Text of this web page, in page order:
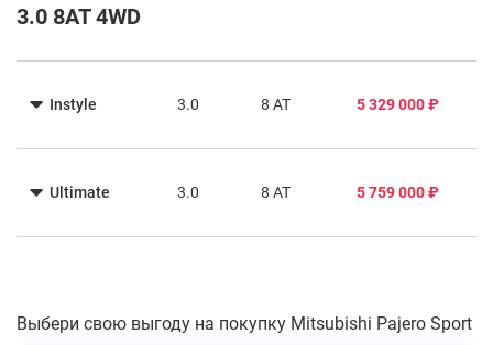
3.0 8AT 4WD
Instyle 3.0 8 AT 5 329 000 ₽
Ultimate 3.0 8 AT 5 759 000 ₽
Выбери свою выгоду на покупку Mitsubishi Pajero Sport